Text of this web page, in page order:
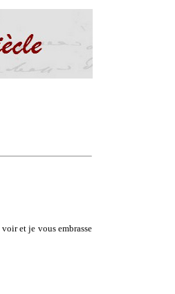
et je vous embrasse